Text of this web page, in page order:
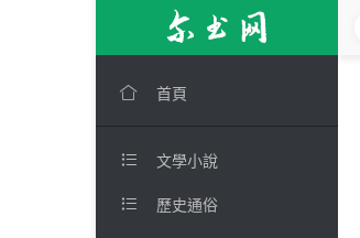
 首頁
 文學小說
 歷史通俗